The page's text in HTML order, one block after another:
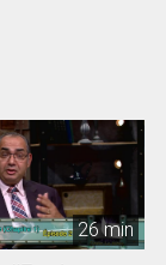
26 min